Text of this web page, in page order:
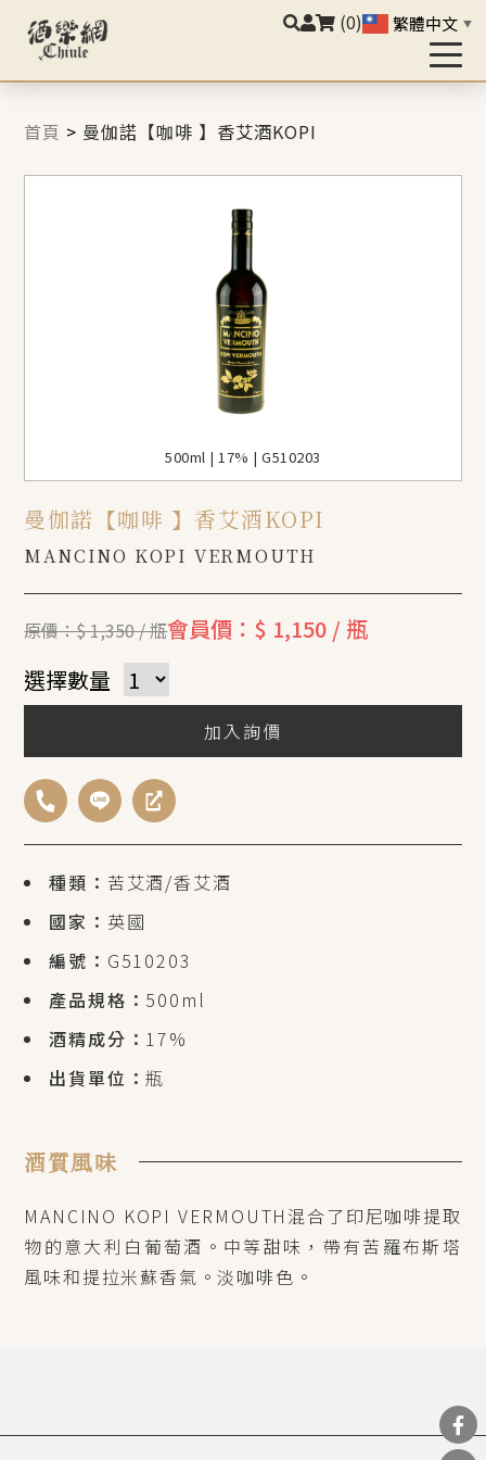
(0) 繁體中文 ▼
首頁 > 曼伽諾【咖啡 】香艾酒KOPI
500ml | 17% | G510203
曼伽諾【咖啡 】香艾酒KOPI
MANCINO KOPI VERMOUTH
種類： 苦艾酒/香艾酒
國家： 英國
編號： G510203
產品規格： 500ml
酒精成分： 17%
出貨單位：瓶
原價：$ 1,350 / 瓶會員價：$ 1,150 / 瓶
選擇數量
加入詢價
酒質風味
MANCINO KOPI VERMOUTH 混合了印尼咖啡提取
物的意大利白葡萄酒。中等甜味，帶有苦羅布斯塔
風味和提拉米蘇香氣。淡咖啡色。